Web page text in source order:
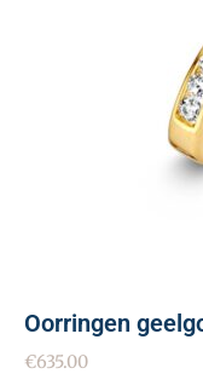
Oorringen
€635.00